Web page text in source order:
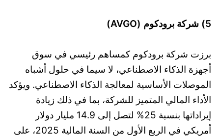
5) شركة برودكوم (AVGO)
برزت شركة برودكوم كمساهم رئيسي في سوق
أجهزة الذكاء الاصطناعي، لا سيما في حلول أشباه
الموصلات الأساسية لمعالجة الذكاء الاصطناعي. ويؤكد
الأداء المالي المتميز للشركة، بما في ذلك زيادة
إيراداتها بنسبة 25% لتصل إلى 14.9 مليار دولار
أمريكي في الربع الأول من السنة المالية 2025، على